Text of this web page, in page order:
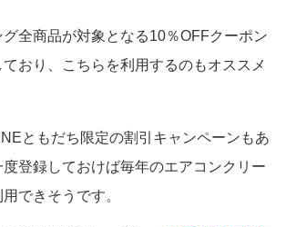
全商品が対象となる10％OFFクーポン
おり、こちらを利用するのもオススメ
ともだち限定の割引キャンペーンもあ
登録しておけば毎年のエアコンクリー
できそうです。